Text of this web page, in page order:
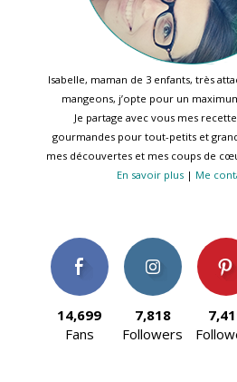
Isabelle, maman de 3 enfants, très
mangeons, j’opte pour un
Je partage avec vous mes
gourmandes pour tout-petits et
mes découvertes et mes coups de
En savoir plus | Me
14,699
Fans
7,818
Followers